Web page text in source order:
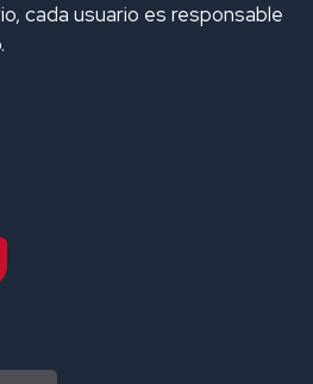
cada usuario es responsable